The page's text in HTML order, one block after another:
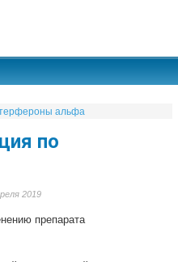
альфа
по
2019
препарата